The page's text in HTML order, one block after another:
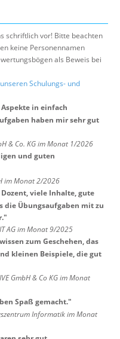
schriftlich vor! Bitte beachten
keine Personennamen
als Beweis bei
Schulungs- und
in einfach
haben mir sehr gut
& Co. KG im Monat 1/2026
und guten
im Monat 2/2026
viele Inhalte, gute
die Übungsaufgaben mit zu
"
AG im Monat 9/2025
zum Geschehen, das
kleinen Beispiele, die gut
GmbH & Co KG im Monat
Spaß gemacht."
Informatik im Monat